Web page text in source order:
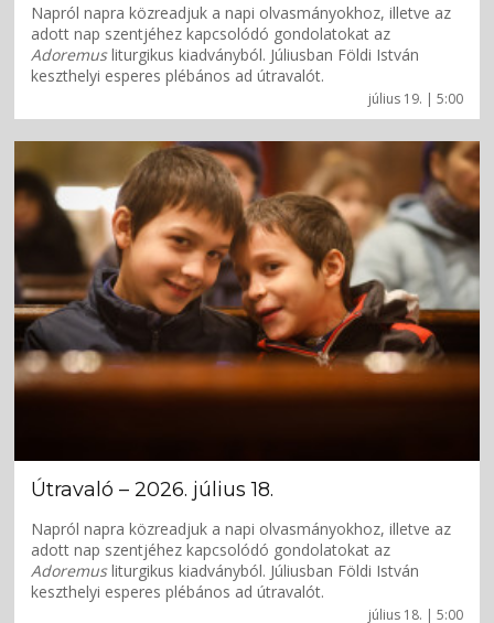
július 19. | 5:00
Napról napra közreadjuk a napi olvasmányokhoz, illetve az
adott nap szentjéhez kapcsolódó gondolatokat az
Adoremusliturgikus kiadványból. Júliusban Földi István
keszthelyi esperes plébános ad útravalót.
július 18. | 5:00
Útravaló – 2026. július 18.
Napról napra közreadjuk a napi olvasmányokhoz, illetve az
adott nap szentjéhez kapcsolódó gondolatokat az
Adoremusliturgikus kiadványból. Júliusban Földi István
keszthelyi esperes plébános ad útravalót.